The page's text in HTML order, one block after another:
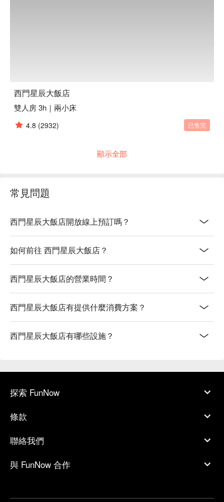
西門星辰大飯店
雙人房 3h｜兩小床
4.8 (2932) 已售完
顯示全部
常見問題
西門星辰大飯店開放線上預訂嗎？
如何前往 西門星辰大飯店？
西門星辰大飯店的營業時間？
西門星辰大飯店有提供什麼消費方案？
西門星辰大飯店有哪些設施？
探索 FunNow
條款
聯絡我們
與 FunNow 合作